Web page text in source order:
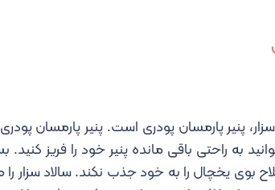
پنیر پارمسان پودری است. پنیر پارمسان
به راحتی باقی مانده پنیر خود را فریز
یخچال را به خود جذب نکند. سالاد سزار را